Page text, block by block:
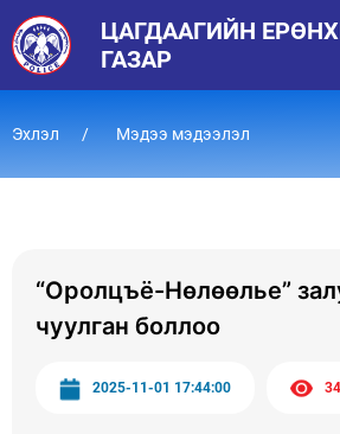
ЦАГДААГИЙН
ГАЗАР
Эхлэл Мэдээ мэдээлэл
“Оролцъё-Нөлөөлье”
чуулган боллоо
2025-11-01 17:44:00